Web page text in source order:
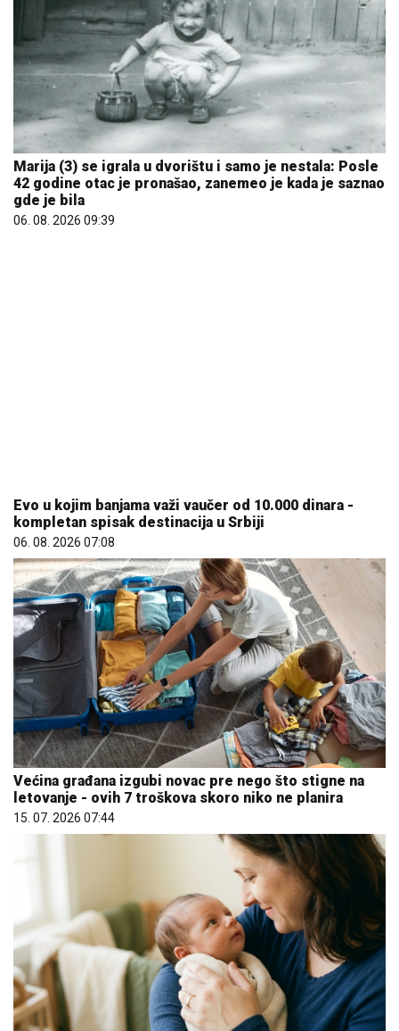
Marija (3) se igrala u dvorištu i samo je nestala: Posle
42 godine otac je pronašao, zanemeo je kada je saznao
gde je bila
06. 08. 2026 09:39
06. 08. 2026 07:08
Većina građana izgubi novac pre nego što stigne na
letovanje - ovih 7 troškova skoro niko ne planira
15. 07. 2026 07:44
Čiji hromozom određuje pol deteta? XX rađa se
devojčica, XY rađa se dečak